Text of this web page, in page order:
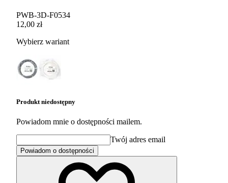
PWB-3D-F0534
12,00 zł
Wybierz wariant
Produkt niedostępny
Powiadom mnie o dostępności mailem.
Twój adres email
Powiadom o dostępności